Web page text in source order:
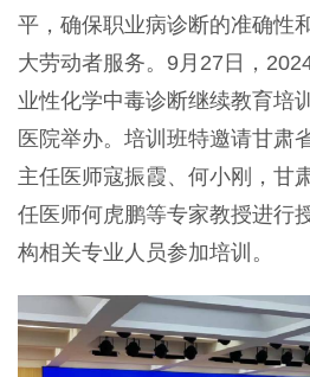
平，确保职业病诊断的准确性
大劳动者服务。9月27日，
业性化学中毒诊断继续教育培
医院举办。培训班特邀请甘肃
主任医师寇振霞、何小刚，甘
任医师何虎鹏等专家教授进行
构相关专业人员参加培训。